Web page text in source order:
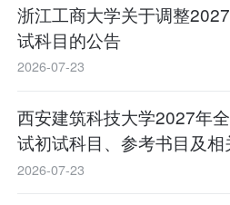
浙江工商大学关于调整
试科目的公告
2026-07-23
西安建筑科技大学2027年
试初试科目、参考书目及
2026-07-23